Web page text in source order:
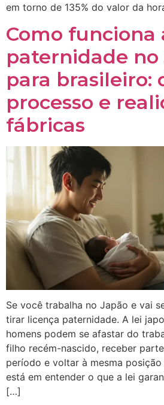
em torno de 135% do valor da
Como funciona
paternidade no
para brasileiro:
processo e
fábricas
Se você trabalha no Japão e vai
tirar licença paternidade. A lei
homens podem se afastar do
filho recém-nascido, receber
período e voltar à mesma
está em entender o que a lei
[…]